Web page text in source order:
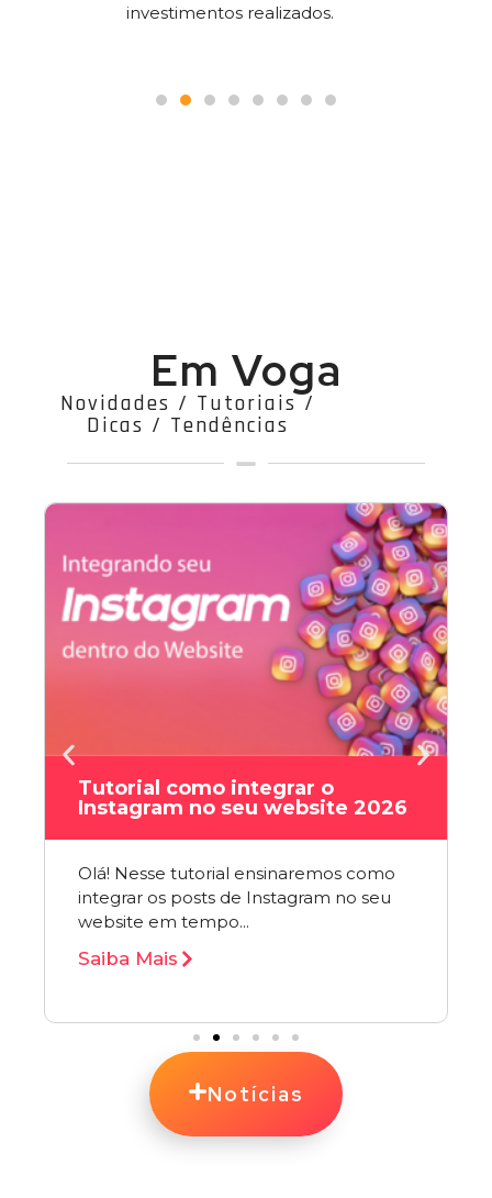
investimentos realizados.
Em Voga
Novidades / Tutoriais /
Dicas / Tendências
Tutorial como integrar o
Instagram no seu website 2026
Olá! Nesse tutorial ensinaremos como
integrar os posts de Instagram no seu
website em tempo...
Saiba Mais
Notícias